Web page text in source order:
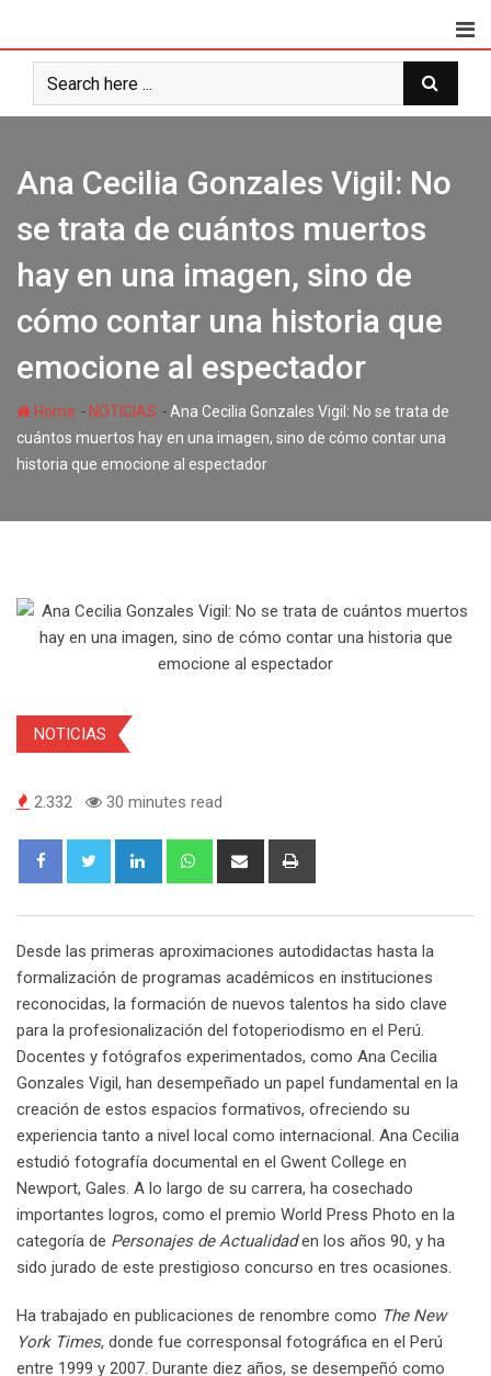
Ana Cecilia Gonzales Vigil: No
se trata de cuántos muertos
hay en una imagen, sino de
cómo contar una historia que
emocione al espectador
Home - NOTICIAS -Ana Cecilia Gonzales Vigil: No se trata de
cuántos muertos hay en una imagen, sino de cómo contar una
historia que emocione al espectador
NOTICIAS
2.332 30 minutes read
Desde las primeras aproximaciones autodidactas hasta la
formalización de programas académicos en instituciones
reconocidas, la formación de nuevos talentos ha sido clave
para la profesionalización del fotoperiodismo en el Perú.
Docentes y fotógrafos experimentados, como Ana Cecilia
Gonzales Vigil, han desempeñado un papel fundamental en la
creación de estos espacios formativos, ofreciendo su
experiencia tanto a nivel local como internacional. Ana Cecilia
estudió fotografía documental en el Gwent College en
Newport, Gales. A lo largo de su carrera, ha cosechado
importantes logros, como el premio World Press Photo en la
categoría de Personajes de Actualidaden los años 90, y ha
sido jurado de este prestigioso concurso en tres ocasiones.
Ha trabajado en publicaciones de renombre como The New
York Times, donde fue corresponsal fotográfica en el Perú
entre 1999 y 2007. Durante diez años, se desempeñó como